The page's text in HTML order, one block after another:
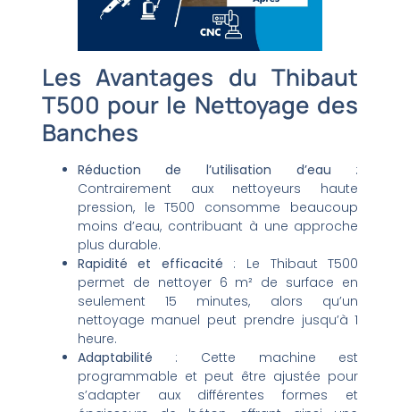
Les Avantages du Thibaut
T500 pour le Nettoyage des
Banches
Réduction de l’utilisation d’eau :
Contrairement aux nettoyeurs haute
pression, le T500 consomme beaucoup
moins d’eau, contribuant à une approche
plus durable.
Rapidité et efficacité : Le Thibaut T500
permet de nettoyer 6 m² de surface en
seulement 15 minutes, alors qu’un
nettoyage manuel peut prendre jusqu’à 1
heure.
Adaptabilité : Cette machine est
programmable et peut être ajustée pour
s’adapter aux différentes formes et